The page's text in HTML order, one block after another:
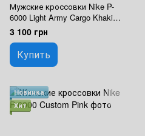
Мужские кроссовки Nike P-
6000 Light Army Cargo Khaki
IH0246-320 Premium
3 100 грн
Купить
Новинка
Хит